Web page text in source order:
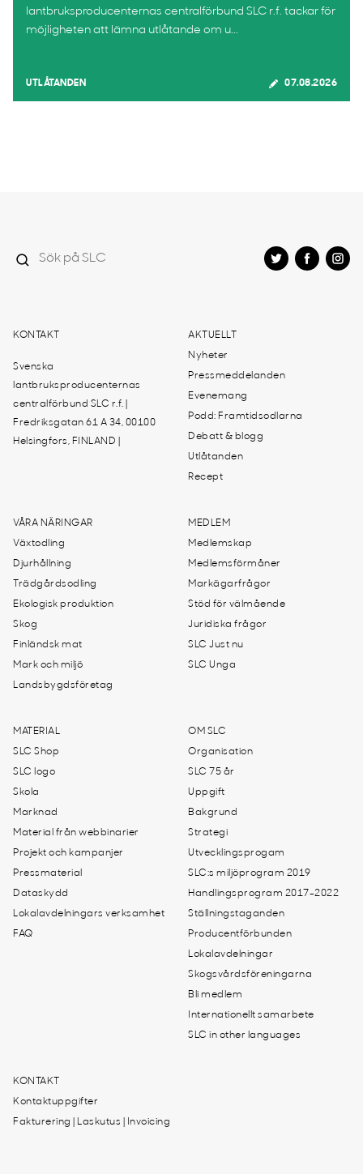
lantbruksproducenternas centralförbund SLC r.f. tackar för
möjligheten att lämna utlåtande om u...
UTLÅTANDEN 07.08.2026
KONTAKT
Svenska
lantbruksproducenternas
centralförbund SLC r.f. |
Fredriksgatan 61 A 34, 00100
Helsingfors, FINLAND |
AKTUELLT
Nyheter
Pressmeddelanden
Evenemang
Podd: Framtidsodlarna
Debatt & blogg
Utlåtanden
Recept
VÅRA NÄRINGAR
Växtodling
Djurhållning
Trädgårdsodling
Ekologisk produktion
Skog
Finländsk mat
Mark och miljö
Landsbygdsföretag
MEDLEM
Medlemskap
Medlemsförmåner
Markägarfrågor
Stöd för välmående
Juridiska frågor
SLC Just nu
SLC Unga
MATERIAL
SLC Shop
SLC logo
Skola
Marknad
Material från webbinarier
Projekt och kampanjer
Pressmaterial
Dataskydd
Lokalavdelningars verksamhet
FAQ
OM SLC
Organisation
SLC 75 år
Uppgift
Bakgrund
Strategi
Utvecklingsprogam
SLC:s miljöprogram 2019
Handlingsprogram 2017-2022
Ställningstaganden
Producentförbunden
Lokalavdelningar
Skogsvårdsföreningarna
Bli medlem
Internationellt samarbete
SLC in other languages
KONTAKT
Kontaktuppgifter
Fakturering | Laskutus | Invoicing